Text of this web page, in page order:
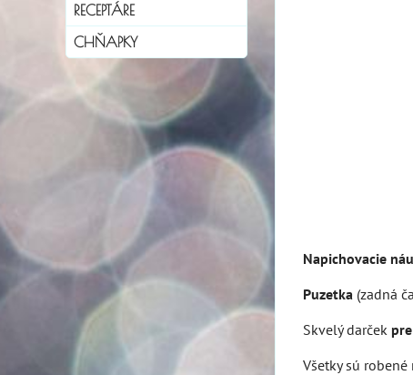
Napichovacie
Puzetka (zadná
Skvelý darček
Všetky sú
RECEPTÁRE
CHŇAPKY